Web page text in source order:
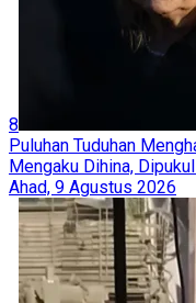
8
Puluhan Tuduhan
Mengaku Dihina,
Ahad, 9 Agustus 2026